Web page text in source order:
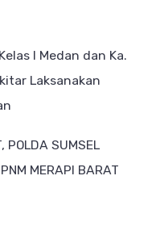
I Medan dan Ka.
Laksanakan
POLDA SUMSEL
MERAPI BARAT